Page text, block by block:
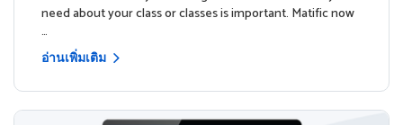
need about your class or classes is important. Matific now
…
อ่านเพิ่มเติม